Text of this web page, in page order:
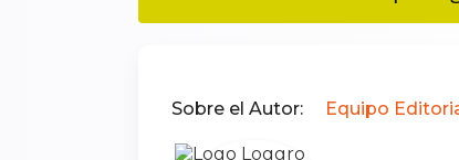
Sobre el Autor: Equipo